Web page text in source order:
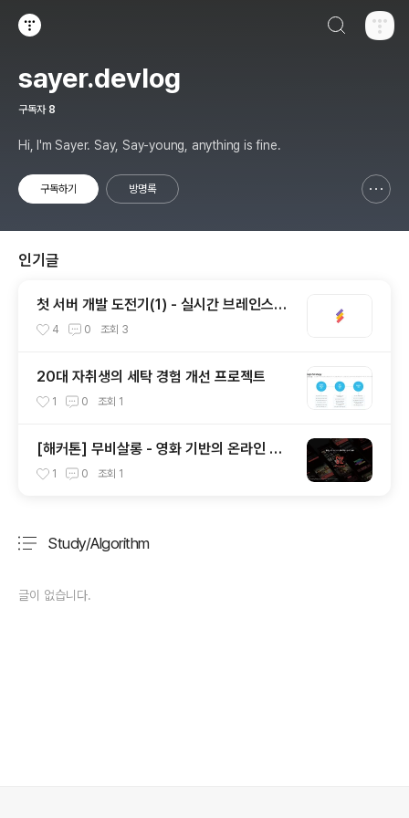
sayer.devlog
구독자 8
Hi, I'm Sayer. Say, Say-young, anything is fine.
구독하기 방명록
인기글
첫 서버 개발 도전기(1) - 실시간 브레인스토
밍 협업 툴, STORM
4 0 조회 3
20대 자취생의 세탁 경험 개선 프로젝트
1 0 조회 1
[해커톤] 무비살롱 - 영화 기반의 온라인 살
롱 1 0 조회 1
Study/Algorithm
글이 없습니다.